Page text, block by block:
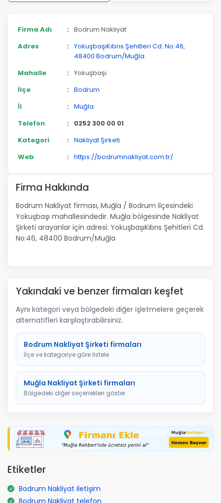
Firma Adı : Bodrum Nakliyat
Adres
: YokuşbaşıKıbrıs Şehitleri Cd. No:46,
48400 Bodrum/Muğla
Mahalle
: Yokuşbaşı
İlçe
: Bodrum
İl
: Muğla
Telefon
:
0252 300 00 01
Kategori
: Nakliyat Şirketi
Web
: https://bodrumnakliyat.com.tr/
Firma Hakkında
Bodrum Nakliyat firması, Muğla / Bodrum ilçesindeki
Yokuşbaşı mahallesindedir. Muğla bölgesinde Nakliyat
Şirketi arayanlar için adresi: YokuşbaşıKıbrıs Şehitleri Cd.
No:46, 48400 Bodrum/Muğla
Yakındaki ve benzer firmaları keşfet
Aynı kategori veya bölgedeki diğer işletmelere geçerek
alternatifleri karşılaştırabilirsiniz.
Bodrum Nakliyat Şirketi firmaları
İlçe ve kategoriye göre listele
Muğla Nakliyat Şirketi firmaları
Bölgedeki diğer seçenekleri göster
Etiketler
Bodrum Nakliyat iletişim
Bodrum Nakliyat telefon